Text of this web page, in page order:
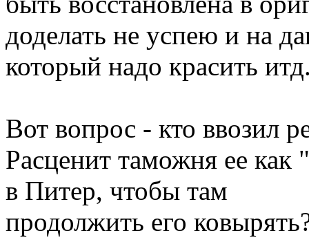
доделать не успею и на
который надо красить
Вот вопрос - кто ввозил
Расценит таможня ее как
в Питер, чтобы там
продолжить его